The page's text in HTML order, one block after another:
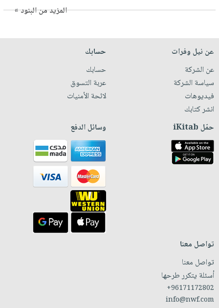
المزيد من البنود »
عن نيل وفرات
عن الشركة
سياسة الشركة
فيديوهات
انشر كتابك
حسابك
حسابك
عربة التسوق
لائحة الأمنيات
حمّل iKitab وسائل الدفع
تواصل معنا
تواصل معنا
أسئلة يتكرر طرحها
+96171172802
info@nwf.com